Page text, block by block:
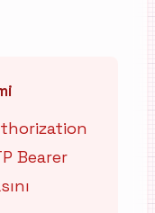
Bearer